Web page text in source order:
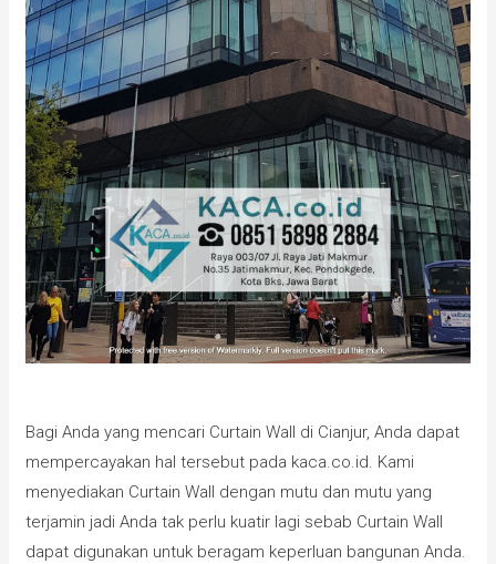
Bagi Anda yang mencari Curtain Wall di Cianjur, Anda dapat
mempercayakan hal tersebut pada kaca.co.id. Kami
menyediakan Curtain Wall dengan mutu dan mutu yang
terjamin jadi Anda tak perlu kuatir lagi sebab Curtain Wall
dapat digunakan untuk beragam keperluan bangunan Anda.